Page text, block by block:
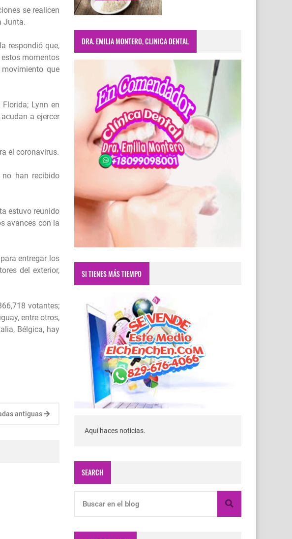
se realicen
Junta.
respondió que,
momentos
que
Lynn en
a ejercer
el coronavirus.
han recibido
estuvo reunido
avances con la
entregar los
del exterior,
votantes;
entre otros,
Bélgica, hay
antiguas
DRA. EMILIA MONTERO, CLINICA DENTAL
SI TIENES MÁS TIEMPO
Aquí haces noticias.
SEARCH